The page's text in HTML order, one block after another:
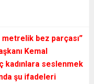
bez parçası”
Kemal
kadınlara seslenmek
şu ifadeleri